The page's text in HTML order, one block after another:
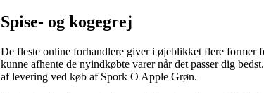
Spise- og kogegrej
De fleste online forhandlere giver i øjeblikket flere former
kunne afhente de nyindkøbte varer når det passer dig
af levering ved køb af Spork O Apple Grøn.